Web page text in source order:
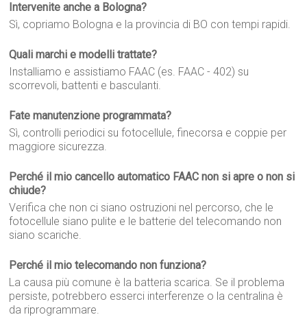
Intervenite anche a Bologna?
Sì, copriamo Bologna e la provincia di BO con tempi rapidi.
Quali marchi e modelli trattate?
Installiamo e assistiamo FAAC (es. FAAC - 402) su
scorrevoli, battenti e basculanti.
Fate manutenzione programmata?
Sì, controlli periodici su fotocellule, finecorsa e coppie per
maggiore sicurezza.
Perché il mio cancello automatico FAAC non si apre o non si
chiude?
Verifica che non ci siano ostruzioni nel percorso, che le
fotocellule siano pulite e le batterie del telecomando non
siano scariche.
Perché il mio telecomando non funziona?
La causa più comune è la batteria scarica. Se il problema
persiste, potrebbero esserci interferenze o la centralina è
da riprogrammare.